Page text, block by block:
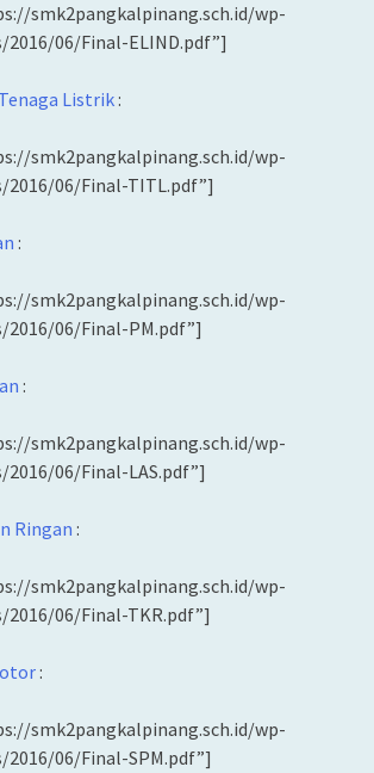
smk2pangkalpinang.sch.id/wp-
06/Final-ELIND.pdf”]
Listrik:
smk2pangkalpinang.sch.id/wp-
06/Final-TITL.pdf”]
:
smk2pangkalpinang.sch.id/wp-
06/Final-PM.pdf”]
:
smk2pangkalpinang.sch.id/wp-
06/Final-LAS.pdf”]
Ringan:
smk2pangkalpinang.sch.id/wp-
06/Final-TKR.pdf”]
:
smk2pangkalpinang.sch.id/wp-
06/Final-SPM.pdf”]